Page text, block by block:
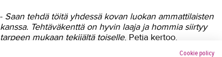
Koulutusopas
- Saan tehdä töitä yhdessä kovan luokan ammattilaisten
kanssa. Tehtäväkenttä on hyvin laaja ja hommia siirtyy
tarpeen mukaan tekijältä toiselle, Petja kertoo.
Cookie policy